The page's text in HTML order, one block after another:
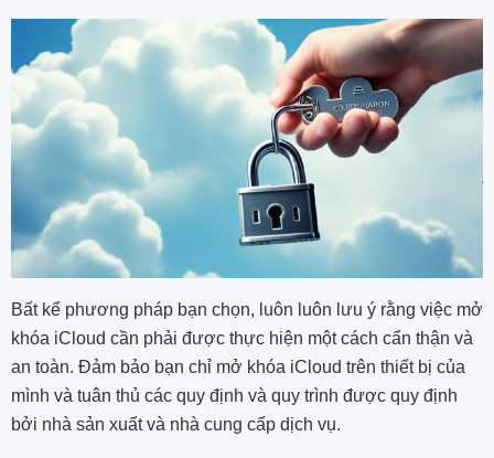
Bất kể phương pháp bạn chọn, luôn luôn lưu ý rằng việc mở
khóa iCloud cần phải được thực hiện một cách cẩn thận và
an toàn. Đảm bảo bạn chỉ mở khóa iCloud trên thiết bị của
mình và tuân thủ các quy định và quy trình được quy định
bởi nhà sản xuất và nhà cung cấp dịch vụ.